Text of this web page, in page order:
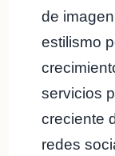
de
estilismo
servicios
creciente
redes